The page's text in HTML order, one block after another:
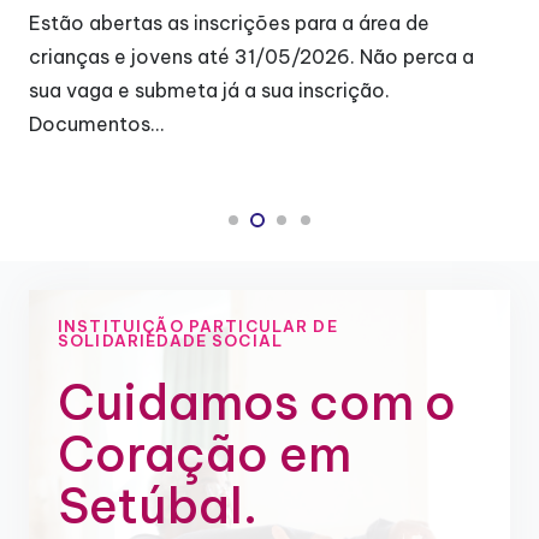
Estão abertas as inscrições para a área de
crianças e jovens até 31/05/2026. Não perca a
sua vaga e submeta já a sua inscrição.
Documentos…
INSTITUIÇÃO PARTICULAR DE
SOLIDARIEDADE SOCIAL
Cuidamos com o
Coração em
Setúbal.